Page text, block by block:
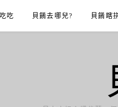
吃 貝餚去哪兒? 貝餚瞎